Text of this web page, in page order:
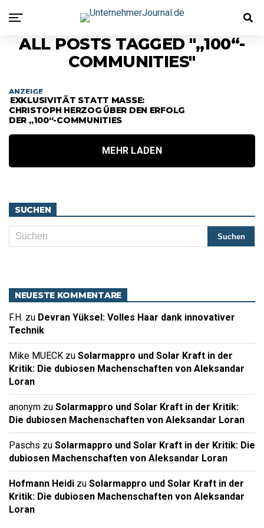
ALL POSTS TAGGED "„100“-
COMMUNITIES"
ANZEIGE
EXKLUSIVITÄT STATT MASSE:
CHRISTOPH HERZOG ÜBER DEN ERFOLG
DER „100“-COMMUNITIES
MEHR LADEN
SUCHEN
NEUESTE KOMMENTARE
F.H. zu Devran Yüksel: Volles Haar dank innovativer
Technik
Mike MUECK zu Solarmappro und Solar Kraft in der
Kritik: Die dubiosen Machenschaften von Aleksandar
Loran
anonym zu Solarmappro und Solar Kraft in der Kritik:
Die dubiosen Machenschaften von Aleksandar Loran
Paschs zu Solarmappro und Solar Kraft in der Kritik: Die
dubiosen Machenschaften von Aleksandar Loran
Hofmann Heidi zu Solarmappro und Solar Kraft in der
Kritik: Die dubiosen Machenschaften von Aleksandar
Loran